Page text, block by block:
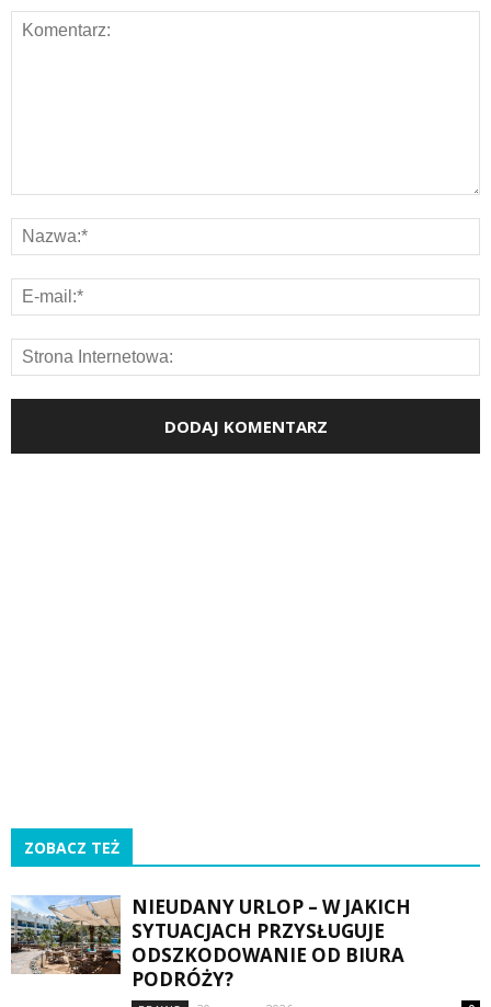
ZOBACZ TEŻ
NIEUDANY URLOP – W JAKICH
SYTUACJACH PRZYSŁUGUJE
ODSZKODOWANIE OD BIURA
PODRÓŻY?